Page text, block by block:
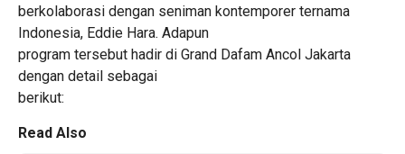
berkolaborasi dengan seniman kontemporer ternama
Indonesia, Eddie Hara. Adapun
program tersebut hadir di Grand Dafam Ancol Jakarta
dengan detail sebagai
berikut:
Read Also